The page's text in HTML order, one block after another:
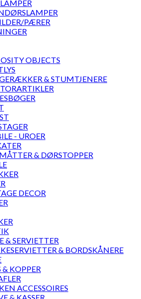
PÆRER
OBJECTS
& STUMTJENERE
- UROER
& DØRSTOPPER
DECOR
& SERVIETTER
& BORDSKÅNERE
& KOPPER
ACCESSOIRES